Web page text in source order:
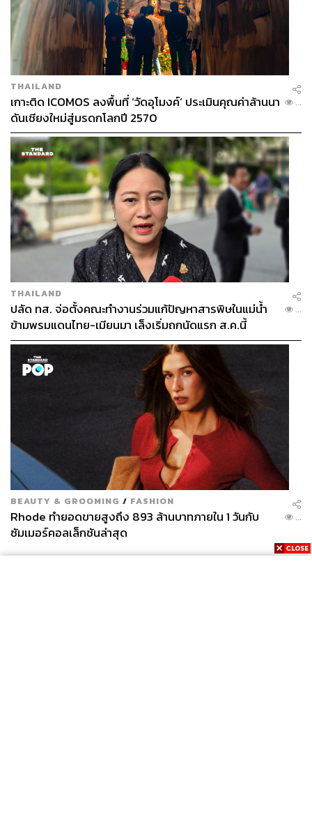
THAILAND
เกาะติด ICOMOS ลงพื้นที่ ‘วัดอุโมงค์’ ประเมินคุณค่าล้านนา
ดันเชียงใหม่สู่มรดกโลกปี 2570
...
THAILAND
ปลัด ทส. จ่อตั้งคณะทำงานร่วมแก้ปัญหาสารพิษในแม่น้ำ
ข้ามพรมแดนไทย-เมียนมา เล็งเริ่มถกนัดแรก ส.ค.นี้
...
BEAUTY & GROOMING / FASHION
Rhode ทำยอดขายสูงถึง 893 ล้านบาทภายใน 1 วันกับ
ซัมเมอร์คอลเล็กชันล่าสุด
...